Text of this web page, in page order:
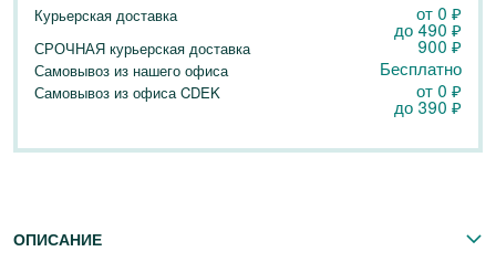
Курьерская доставка от 0 ₽
до 490 ₽
СРОЧНАЯ курьерская доставка 900 ₽
Самовывоз из нашего офиса Бесплатно
Самовывоз из офиса CDEK от 0 ₽
до 390 ₽
ОПИСАНИЕ